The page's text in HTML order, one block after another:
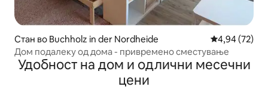
Стан во Buchholz in der Nordheide Просечна
4,94 (72)
Дом подалеку од дома - привремено сместување
Удобност на дом и одлични месечни
цени